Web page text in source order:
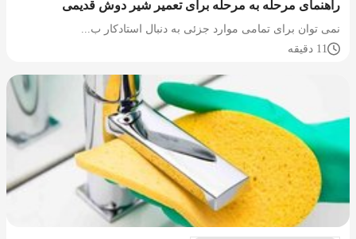
راهنمای مرحله به مرحله برای تعمیر شیر دوش قدیمی
نمی توان برای تمامی موارد جزئی به دنبال استادکار ب...
11 دقیقه